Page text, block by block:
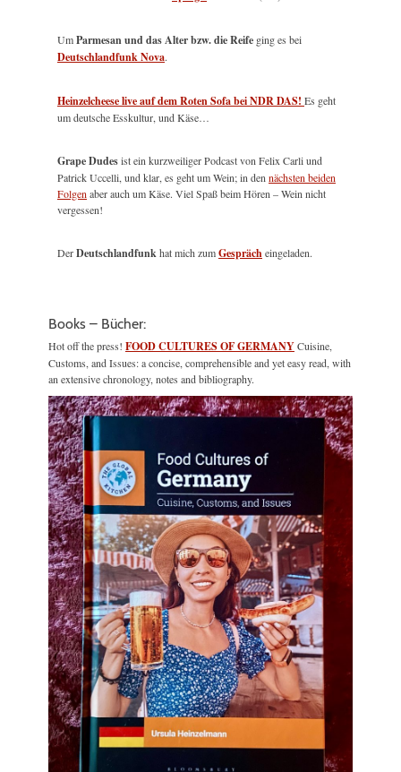
UmParmesan und das Alter bzw. die Reife ging es bei
Deutschlandfunk Nova.
Heinzelcheese live auf dem Roten Sofa bei NDR DAS! Es geht
um deutsche Esskultur, und Käse…
Grape Dudesist ein kurzweiliger Podcast von Felix Carli und
Patrick Uccelli, und klar, es geht um Wein; in den nächsten beiden
Folgen aber auch um Käse. Viel Spaß beim Hören – Wein nicht
vergessen!
DerDeutschlandfunkhat mich zumGesprächeingeladen.
Books – Bücher:
Hot off the press! FOOD CULTURES OF GERMANYCuisine,
Customs, and Issues: a concise, comprehensible and yet easy read, with
an extensive chronology, notes and bibliography.